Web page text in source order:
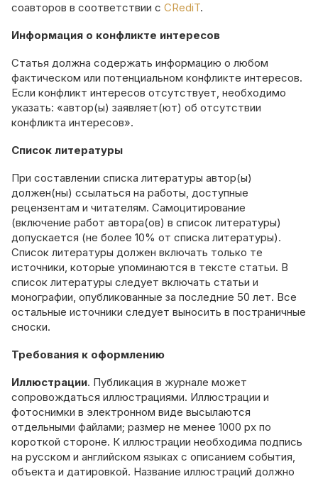
соавторов в соответствии с CRediT.
Информация о конфликте интересов
Статья должна содержать информацию о любом
фактическом или потенциальном конфликте интересов.
Если конфликт интересов отсутствует, необходимо
указать: «автор(ы) заявляет(ют) об отсутствии
конфликта интересов».
Список литературы
При составлении списка литературы автор(ы)
должен(ны) ссылаться на работы, доступные
рецензентам и читателям. Самоцитирование
(включение работ автора(ов) в список литературы)
допускается (не более 10% от списка литературы).
Список литературы должен включать только те
источники, которые упоминаются в тексте статьи. В
список литературы следует включать статьи и
монографии, опубликованные за последние 50 лет. Все
остальные источники следует выносить в постраничные
сноски.
Требования к оформлению
Иллюстрации. Публикация в журнале может
сопровождаться иллюстрациями. Иллюстрации и
фотоснимки в электронном виде высылаются
отдельными файлами; размер не менее 1000 px по
короткой стороне. К иллюстрации необходима подпись
на русском и английском языках с описанием события,
объекта и датировкой. Название иллюстраций должно